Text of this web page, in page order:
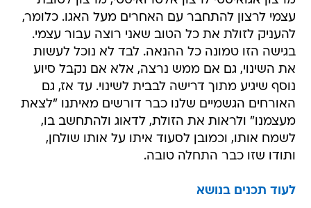
עצמי לרצון להתחבר עם האחרים מעל האגו. כלומר,
להעניק לזולת את כל הטוב שאני רוצה עבור עצמי.
בגישה הזו טמונה כל ההנאה. לבד לא נוכל לעשות
את השינוי, גם אם ממש נרצה, אלא אם נקבל סיוע
נוסף שיגיע מתוך דרישה לבבית לשינוי. עד אז, גם
האורחים הגשמיים שלנו כבר דורשים מאיתנו "לצאת
מעצמנו" ולראות את הזולת, לדאוג ולהתחשב בו,
לשמח אותו, וכמובן לסעוד איתו על אותו שולחן,
ותודו שזו כבר התחלה טובה.
לעוד תכנים בנושא